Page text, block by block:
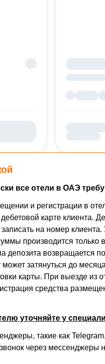
все отели в ОАЭ
и регистрации в
карте клиента.
на номер
производится только
депозита возвращается
может затянуться до
карты. При выезде из
средства
уточняйте у
такие как
через мессенджеры